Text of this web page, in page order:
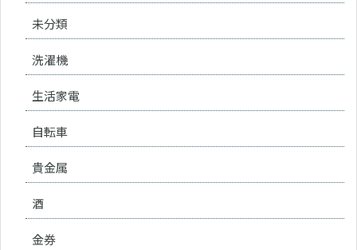
未分類
洗濯機
生活家電
自転車
貴金属
酒
金券